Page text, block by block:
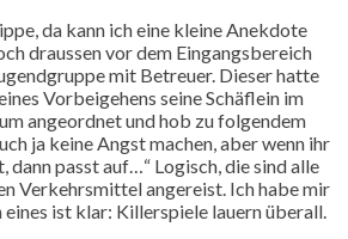
da kann ich eine kleine Anekdote
draussen vor dem Eingangsbereich
mit Betreuer. Dieser hatte
Vorbeigehens seine Schäflein im
angeordnet und hob zu folgendem
ja keine Angst machen, aber wenn ihr
dann passt auf…“ Logisch, die sind alle
Verkehrsmittel angereist. Ich habe mir
eines ist klar: Killerspiele lauern überall.